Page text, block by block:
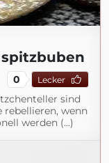
0 Lecker
sind
rebellieren, wenn
werden (...)